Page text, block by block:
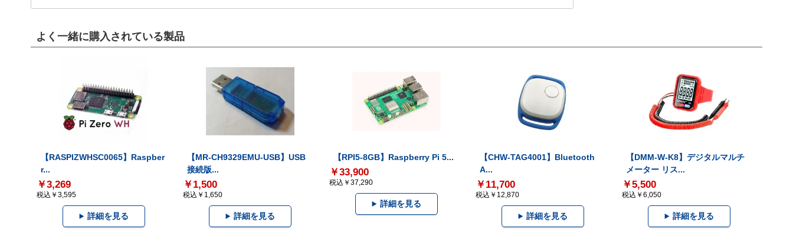
よく一緒に購入されている製品
【RASPIZWHSC0065】Raspber
r...
￥3,269
税込￥3,595
詳細を見る
【MR-CH9329EMU-USB】USB
接続版...
￥1,500
税込￥1,650
詳細を見る
【RPI5-8GB】Raspberry Pi 5...
￥33,900
税込￥37,290
詳細を見る
【CHW-TAG4001】Bluetooth
A...
￥11,700
税込￥12,870
詳細を見る
【DMM-W-K8】デジタルマルチ
メーター リス...
￥5,500
税込￥6,050
詳細を見る